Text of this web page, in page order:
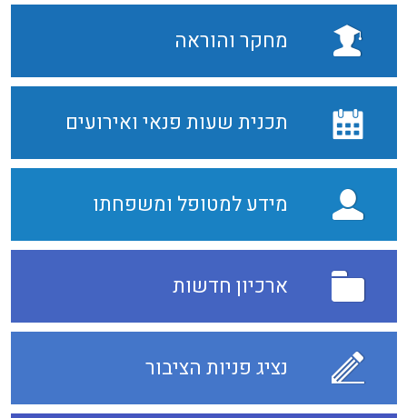
מחקר והוראה
תכנית שעות פנאי ואירועים
מידע למטופל ומשפחתו
ארכיון חדשות
נציג פניות הציבור